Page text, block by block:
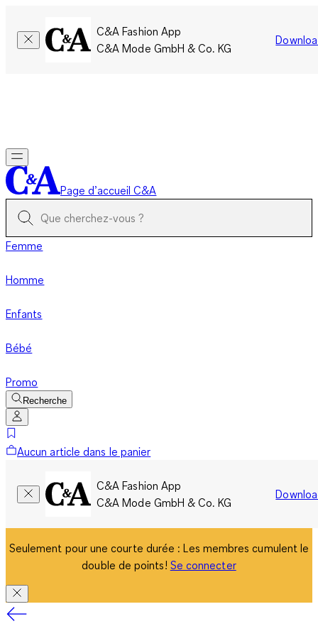
C&A Fashion App
C&A Mode GmbH & Co. KG
Page d’accueil C&A
Femme
Homme
Enfants
Bébé
Promo
Recherche
Aucun article dans le panier
C&A Fashion App
C&A Mode GmbH & Co. KG
Seulement pour une courte durée : Les membres cumulent le
double de points! Se connecter